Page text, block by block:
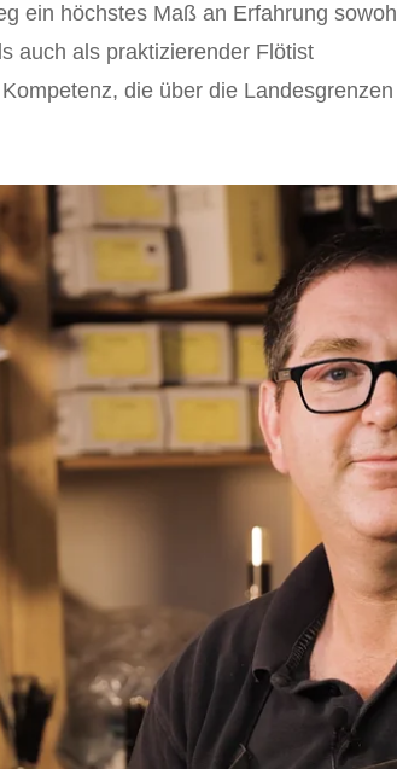
ein höchstes Maß an Erfahrung sowohl
auch als praktizierender Flötist
die über die Landesgrenzen